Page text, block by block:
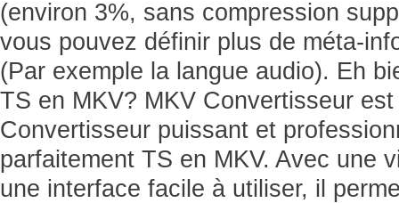
(environ 3%, sans compression
vous pouvez définir plus de méta-
(Par exemple la langue audio). Eh
TS en MKV? MKV Convertisseur
Convertisseur puissant et
parfaitement TS en MKV. Avec une
une interface facile à utiliser, il